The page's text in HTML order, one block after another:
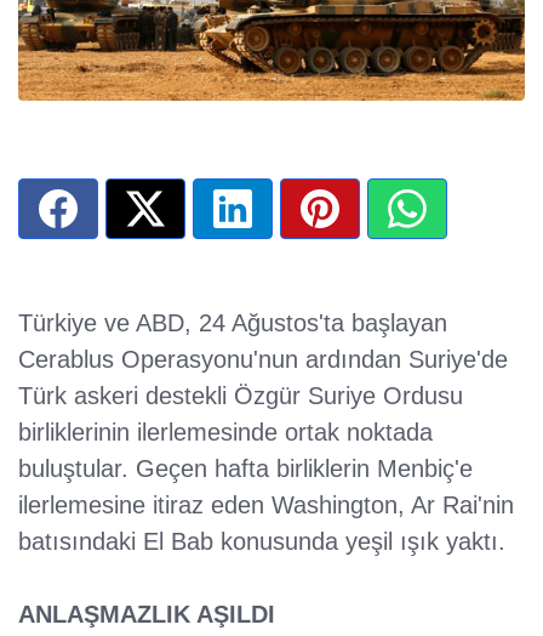
Türkiye ve ABD, 24 Ağustos'ta başlayan
Cerablus Operasyonu'nun ardından Suriye'de
Türk askeri destekli Özgür Suriye Ordusu
birliklerinin ilerlemesinde ortak noktada
buluştular. Geçen hafta birliklerin Menbiç'e
ilerlemesine itiraz eden Washington, Ar Rai'nin
batısındaki El Bab konusunda yeşil ışık yaktı.
ANLAŞMAZLIK AŞILDI